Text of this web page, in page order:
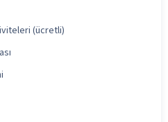
(ücretli)